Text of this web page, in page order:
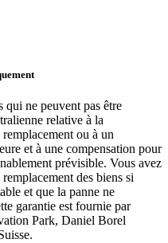
qui ne peuvent pas être
relative à la
ou à un
et à une compensation pour
prévisible. Vous avez
des biens si
et que la panne ne
garantie est fournie par
Park, Daniel Borel